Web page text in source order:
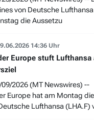
von Deutsche
die Aussetzu
14:36 Uhr
Europe stuft Lufthansa
09/2026 (MT Newswires) --
Europe hat am Montag
Lufthansa (LHA.F)